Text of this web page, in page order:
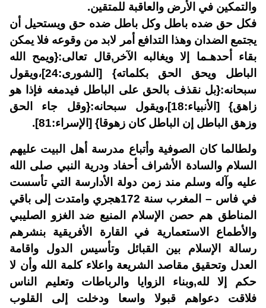
والتمكين في الأرض والعاقبة للمتقين.
فكل حق ضده باطل وكل باطل ضده حق ويستحيل أن
يجتمع الضدان وهذا التدافع أمر لابد من وقوعه فلا يمكن
بقاء أحدهـما إلا ويغالبه الآخر,قال تعالى:{ويمح الله
الباطل ويحق الحق بكلماته} [الشورى:24]،ويقول
سبحانه:{بل نقذف بالحق على الباطل فيدمغه فإذا هو
زاهق} [الأنبياء:18]،ويقول سبحانه:{وقل جاء الحق
وزهق الباطل إن الباطل كان زهوقا} [الإسراء:81].
ولطالما كان الصوفية وأتباع مدرسة أهل البيت عليهم
السلام والسادة الأشراف أحفاد ودرية النبي صلى الله
عليه وآله وسلم مند زمن دولة الأدارسة التي تأسست
في فاس – المغرب سنة 172هجري وامتدت إلى باقي
المناطق هم حصن الإسلام المنيع ضد الغزو الصليبي
والأطماع الاستعمارية في القارة الأفريقية بنشرهم
رسالة الإسلام بين القبائل وتأسيس الدول واقامة
العدل وتحقيق مقاصد الشريعة واعلاء كلمة الله وأن لا
حكم إلا لله,وبناء الزوايا والرباطات وتعليم الناس
فلاقت دعواهم قبولا واسعا ودخلت إلى القلوب